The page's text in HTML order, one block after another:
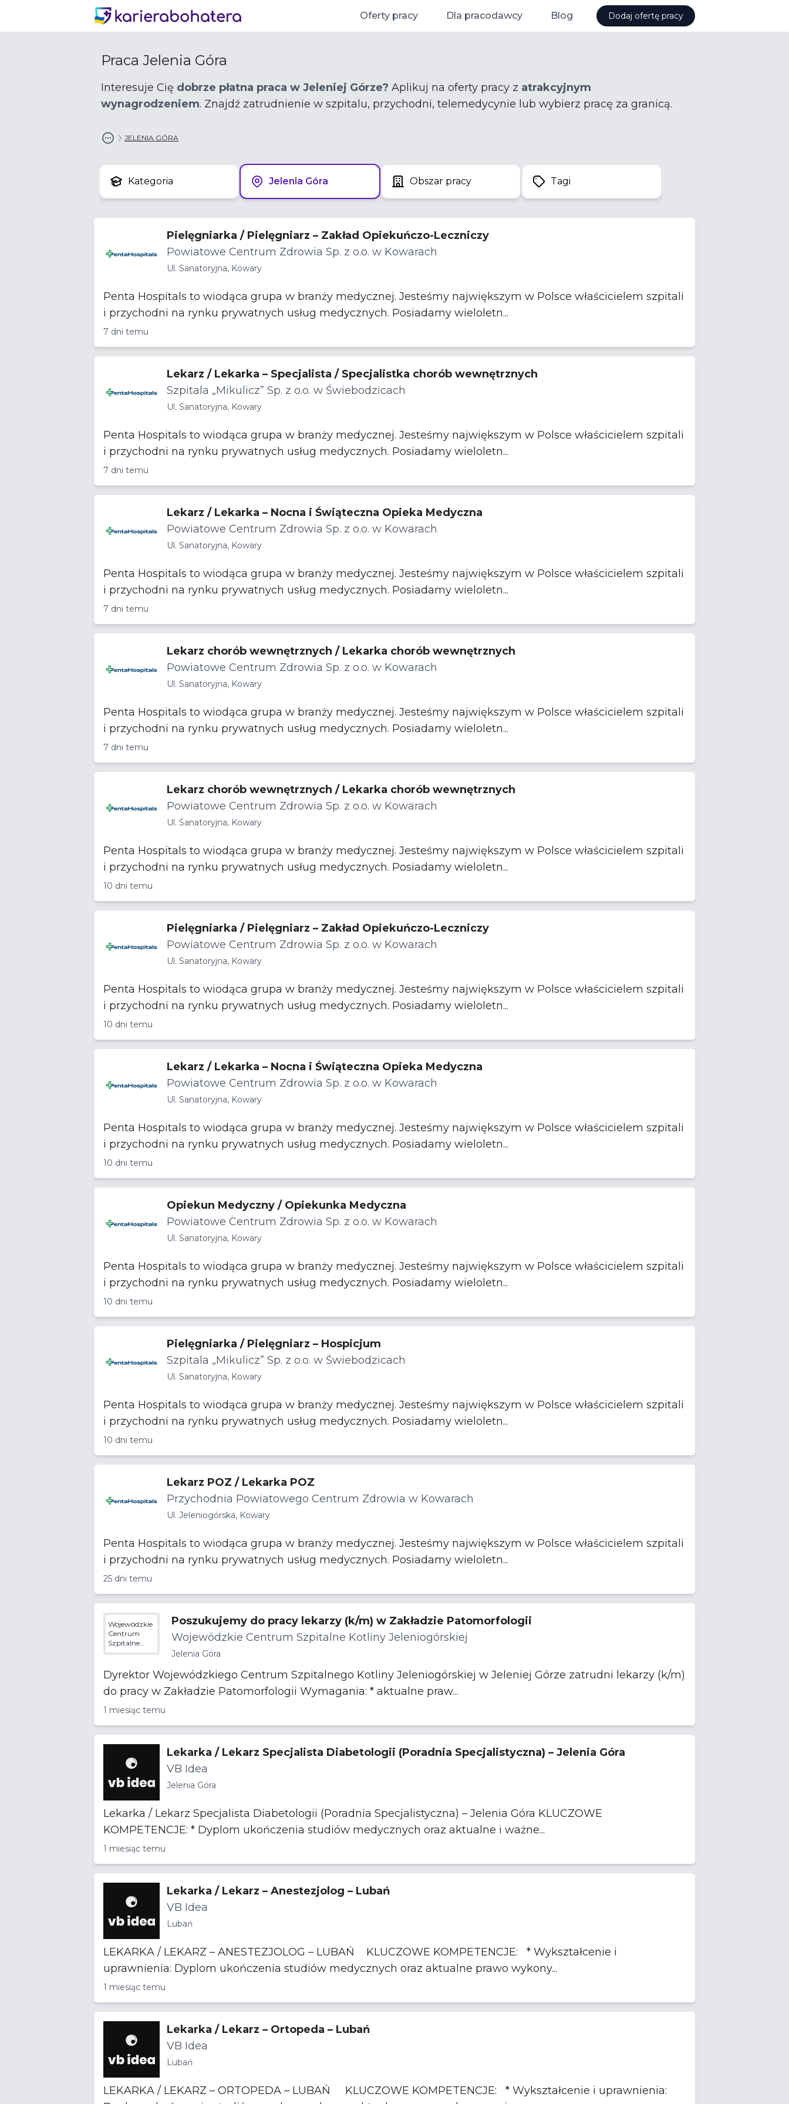
Oferty pracy Dla pracodawcy Blog Dodaj ofertę pracy
Praca Jelenia Góra
Interesuje Cię dobrze płatna praca w Jeleniej Górze? Aplikuj na oferty pracy z atrakcyjnym
wynagrodzeniem. Znajdź zatrudnienie w szpitalu, przychodni, telemedycynie lub wybierz pracę za granicą.
JELENIA GÓRA
Kategoria Jelenia Góra Obszar pracy Tagi
Pielęgniarka / Pielęgniarz – Zakład Opiekuńczo-Leczniczy
Powiatowe Centrum Zdrowia Sp. z o.o. w Kowarach
Ul. Sanatoryjna, Kowary
Penta Hospitals to wiodąca grupa w branży medycznej. Jesteśmy największym w Polsce właścicielem szpitali
i przychodni na rynku prywatnych usług medycznych. Posiadamy wieloletn...
7 dni temu
Lekarz / Lekarka – Specjalista / Specjalistka chorób wewnętrznych
Szpitala „Mikulicz” Sp. z o.o. w Świebodzicach
Ul. Sanatoryjna, Kowary
Penta Hospitals to wiodąca grupa w branży medycznej. Jesteśmy największym w Polsce właścicielem szpitali
i przychodni na rynku prywatnych usług medycznych. Posiadamy wieloletn...
7 dni temu
Lekarz / Lekarka – Nocna i Świąteczna Opieka Medyczna
Powiatowe Centrum Zdrowia Sp. z o.o. w Kowarach
Ul. Sanatoryjna, Kowary
Penta Hospitals to wiodąca grupa w branży medycznej. Jesteśmy największym w Polsce właścicielem szpitali
i przychodni na rynku prywatnych usług medycznych. Posiadamy wieloletn...
7 dni temu
Lekarz chorób wewnętrznych / Lekarka chorób wewnętrznych
Powiatowe Centrum Zdrowia Sp. z o.o. w Kowarach
Ul. Sanatoryjna, Kowary
Penta Hospitals to wiodąca grupa w branży medycznej. Jesteśmy największym w Polsce właścicielem szpitali
i przychodni na rynku prywatnych usług medycznych. Posiadamy wieloletn...
7 dni temu
Lekarz chorób wewnętrznych / Lekarka chorób wewnętrznych
Powiatowe Centrum Zdrowia Sp. z o.o. w Kowarach
Ul. Sanatoryjna, Kowary
Penta Hospitals to wiodąca grupa w branży medycznej. Jesteśmy największym w Polsce właścicielem szpitali
i przychodni na rynku prywatnych usług medycznych. Posiadamy wieloletn...
10 dni temu
Pielęgniarka / Pielęgniarz – Zakład Opiekuńczo-Leczniczy
Powiatowe Centrum Zdrowia Sp. z o.o. w Kowarach
Ul. Sanatoryjna, Kowary
Penta Hospitals to wiodąca grupa w branży medycznej. Jesteśmy największym w Polsce właścicielem szpitali
i przychodni na rynku prywatnych usług medycznych. Posiadamy wieloletn...
10 dni temu
Lekarz / Lekarka – Nocna i Świąteczna Opieka Medyczna
Powiatowe Centrum Zdrowia Sp. z o.o. w Kowarach
Ul. Sanatoryjna, Kowary
Penta Hospitals to wiodąca grupa w branży medycznej. Jesteśmy największym w Polsce właścicielem szpitali
i przychodni na rynku prywatnych usług medycznych. Posiadamy wieloletn...
10 dni temu
Opiekun Medyczny / Opiekunka Medyczna
Powiatowe Centrum Zdrowia Sp. z o.o. w Kowarach
Ul. Sanatoryjna, Kowary
Penta Hospitals to wiodąca grupa w branży medycznej. Jesteśmy największym w Polsce właścicielem szpitali
i przychodni na rynku prywatnych usług medycznych. Posiadamy wieloletn...
10 dni temu
Pielęgniarka / Pielęgniarz – Hospicjum
Szpitala „Mikulicz” Sp. z o.o. w Świebodzicach
Ul. Sanatoryjna, Kowary
Penta Hospitals to wiodąca grupa w branży medycznej. Jesteśmy największym w Polsce właścicielem szpitali
i przychodni na rynku prywatnych usług medycznych. Posiadamy wieloletn...
10 dni temu
Lekarz POZ / Lekarka POZ
Przychodnia Powiatowego Centrum Zdrowia w Kowarach
Ul. Jeleniogórska, Kowary
Penta Hospitals to wiodąca grupa w branży medycznej. Jesteśmy największym w Polsce właścicielem szpitali
i przychodni na rynku prywatnych usług medycznych. Posiadamy wieloletn...
25 dni temu
Wojewódzkie
Centrum
Szpitalne
Kotliny
Poszukujemy do pracy lekarzy (k/m) w Zakładzie Patomorfologii
Wojewódzkie Centrum Szpitalne Kotliny Jeleniogórskiej
Jelenia Góra
Dyrektor Wojewódzkiego Centrum Szpitalnego Kotliny Jeleniogórskiej w Jeleniej Górze zatrudni lekarzy (k/m)
do pracy w Zakładzie Patomorfologii Wymagania: * aktualne praw...
1 miesiąc temu
Lekarka / Lekarz Specjalista Diabetologii (Poradnia Specjalistyczna) – Jelenia Góra
VB Idea
Jelenia Góra
Lekarka / Lekarz Specjalista Diabetologii (Poradnia Specjalistyczna) – Jelenia Góra KLUCZOWE
KOMPETENCJE: * Dyplom ukończenia studiów medycznych oraz aktualne i ważne...
1 miesiąc temu
Lekarka / Lekarz – Anestezjolog – Lubań
VB Idea
Lubań
LEKARKA / LEKARZ – ANESTEZJOLOG – LUBAŃ KLUCZOWE KOMPETENCJE: * Wykształcenie i
uprawnienia: Dyplom ukończenia studiów medycznych oraz aktualne prawo wykony...
1 miesiąc temu
Lekarka / Lekarz – Ortopeda – Lubań
VB Idea
Lubań
LEKARKA / LEKARZ – ORTOPEDA – LUBAŃ KLUCZOWE KOMPETENCJE: * Wykształcenie i uprawnienia: